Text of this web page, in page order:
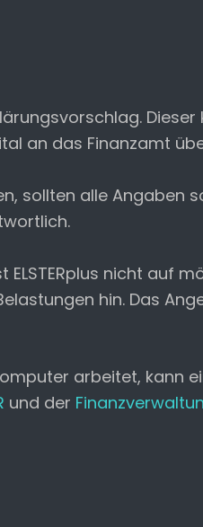
an das Finanzamt
sollten alle Angaben
nicht auf
hin. Das
arbeitet, kann
und der